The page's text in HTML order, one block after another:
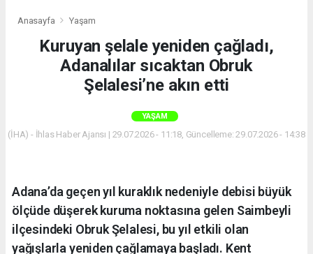
Anasayfa Yaşam
Kuruyan şelale yeniden çağladı,
Adanalılar sıcaktan Obruk
Şelalesi’ne akın etti
YAŞAM
(İHA) - İhlas Haber Ajansı | 29.07.2026 - 11:18, Güncelleme: 29.07.2026 - 14:38
Adana’da geçen yıl kuraklık nedeniyle debisi büyük
ölçüde düşerek kuruma noktasına gelen Saimbeyli
ilçesindeki Obruk Şelalesi, bu yıl etkili olan
yağışlarla yeniden çağlamaya başladı. Kent